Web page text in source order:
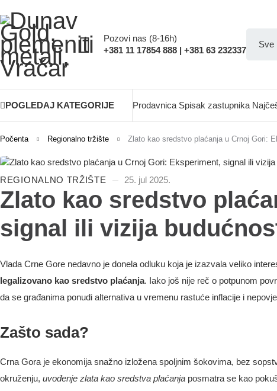
Pozovi nas (8-16h)
+381 11 17854 888 | +381 63 232337
POGLEDAJ KATEGORIJE Prodavnica Spisak zastupnika
Počenta Regionalno tržište Zlato kao sredstvo plaćanja u Crnoj Gori:
REGIONALNO TRŽIŠTE 25. jul 2025.
Zlato kao sredstvo
signal ili vizija
Vlada Crne Gore nedavno je donela odluku koja je izazvala veliko
legalizovano kao sredstvo plaćanja. Iako još nije reč o potpunom
da se građanima ponudi alternativa u vremenu rastuće inflacije i
Zašto sada?
Crna Gora je ekonomija snažno izložena spoljnim šokovima, bez
okruženju, uvođenje zlata kao sredstva plaćanja posmatra se kao